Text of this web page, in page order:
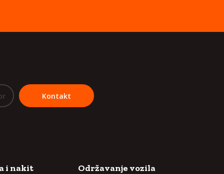
Kontakt
i nakit Održavanje vozila